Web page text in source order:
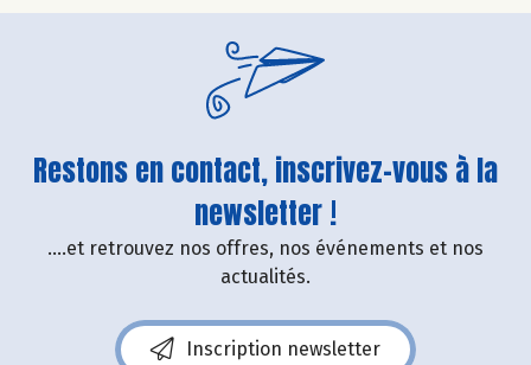
Restons en contact, inscrivez-vous à la
newsletter !
....et retrouvez nos offres, nos événements et nos
actualités.
Inscription newsletter